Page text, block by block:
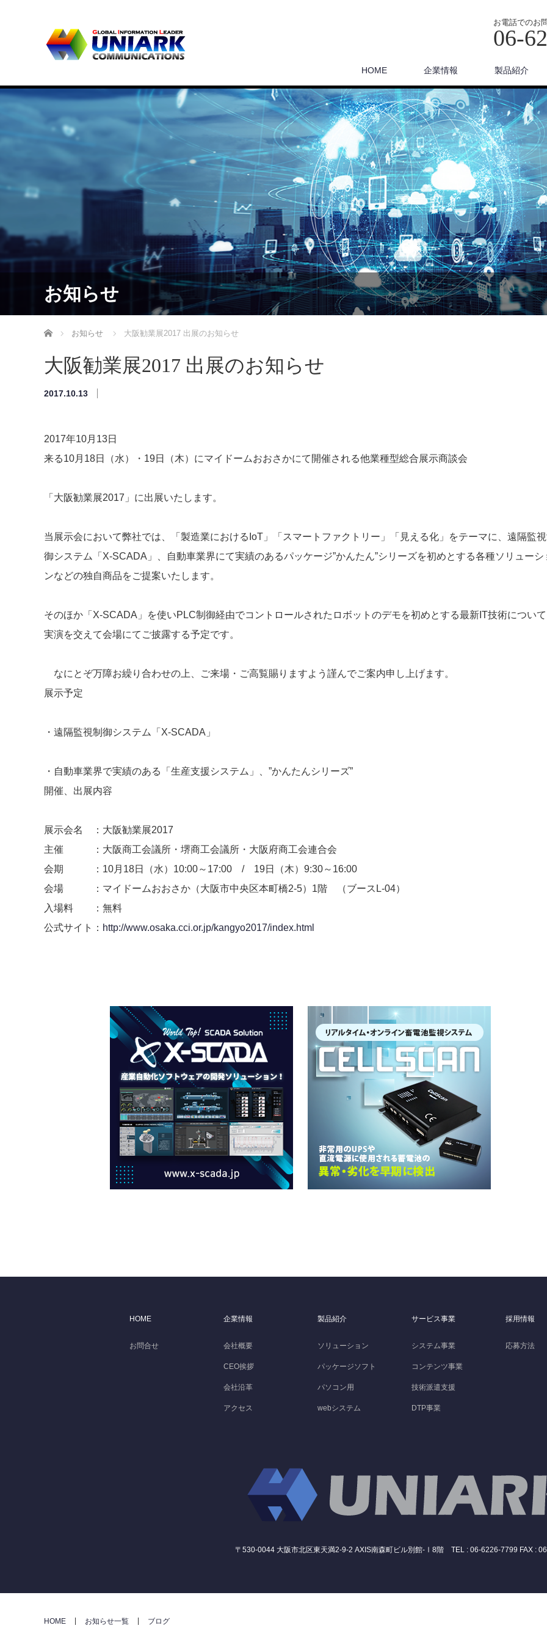
お電話でのお
06-
HOME 企業情報 製品紹介
お知らせ
ホーム お知らせ 大阪勧業展2017 出展のお知らせ
大阪勧業展2017 出展のお知らせ
2017.10.13
2017年10月13日
来る10月18日（水）・19日（木）にマイドームおおさかにて開催される他業種型総合展示商談会
「大阪勧業展2017」に出展いたします。
当展示会において弊社では、「製造業におけるIoT」「スマートファクトリー」「見える化」をテーマに、遠隔監
御システム「X-SCADA」、自動車業界にて実績のあるパッケージ”かんたん”シリーズを初めとする各種ソリューシ
ンなどの独自商品をご提案いたします。
そのほか「X-SCADA」を使いPLC制御経由でコントロールされたロボットのデモを初めとする最新IT技術につい
実演を交えて会場にてご披露する予定です。
なにとぞ万障お繰り合わせの上、ご来場・ご高覧賜りますよう謹んでご案内申し上げます。
展示予定
・遠隔監視制御システム「X-SCADA」
・自動車業界で実績のある「生産支援システム」、”かんたんシリーズ”
開催、出展内容
展示会名 ：大阪勧業展2017
主催 ：大阪商工会議所・堺商工会議所・大阪府商工会連合会
会期 ：10月18日（水）10:00～17:00 / 19日（木）9:30～16:00
会場 ：マイドームおおさか（大阪市中央区本町橋2-5）1階 （ブースL-04）
入場料 ：無料
公式サイト： http://www.osaka.cci.or.jp/kangyo2017/index.html
HOME
お問合せ
企業情報
会社概要
CEO挨拶
会社沿革
アクセス
製品紹介
ソリューション
パッケージソフト
パソコン用
webシステム
サービス事業
システム事業
コンテンツ事業
技術派遣支援
DTP事業
採用情報
応募方法
〒530-0044 大阪市北区東天満2-9-2 AXIS南森町ビル別館-Ⅰ8階 TEL : 06-6226-7799 FAX :
HOME お知らせ一覧 ブログ